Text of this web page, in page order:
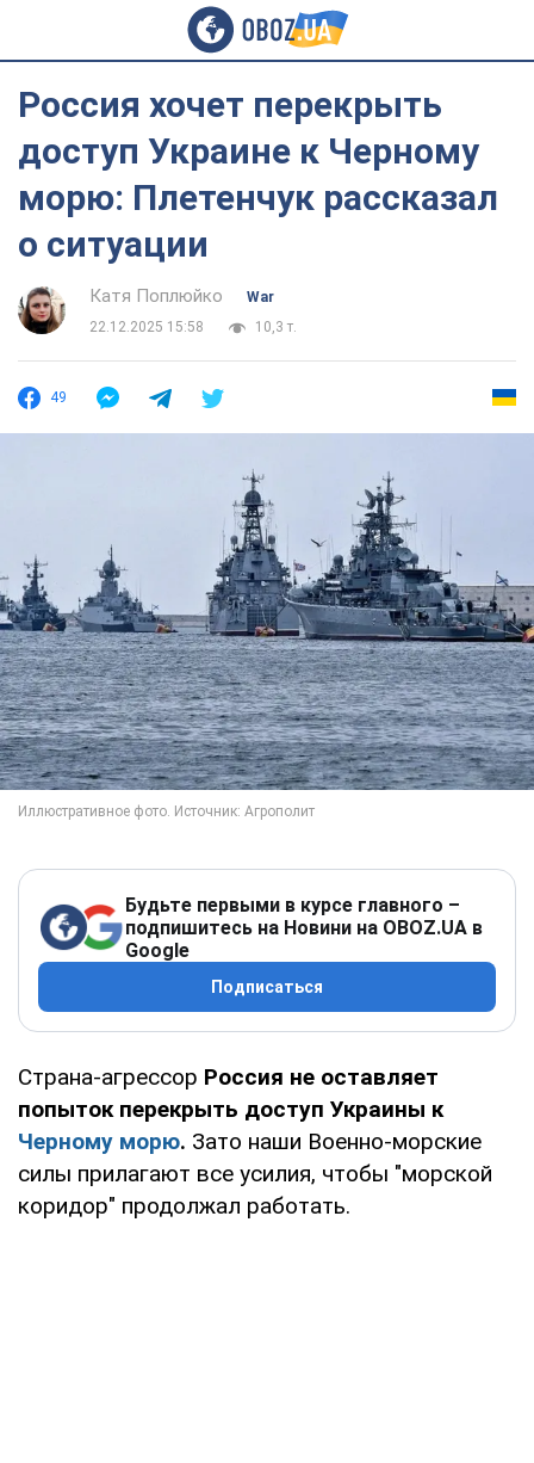
Россия хочет перекрыть
доступ Украине к Черному
морю: Плетенчук рассказал
о ситуации
Катя Поплюйко
War
22.12.2025 15:58
10,3 т.
49
Будьте первыми в курсе главного –
подпишитесь на Новини на OBOZ.UA в
Google
Подписаться
Страна-агрессор Россия не оставляет
попыток перекрыть доступ Украины к
Черному морю. Зато наши Военно-морские
силы прилагают все усилия, чтобы "морской
коридор" продолжал работать.